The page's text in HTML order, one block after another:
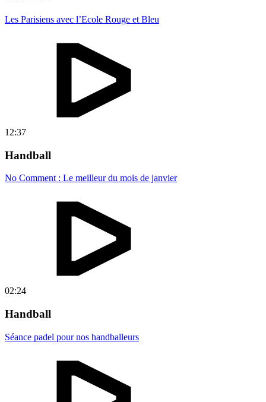
Les Parisiens avec l’Ecole Rouge et Bleu
12:37
Handball
No Comment : Le meilleur du mois de janvier
02:24
Handball
Séance padel pour nos handballeurs